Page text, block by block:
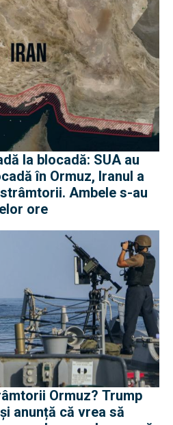
la blocadă: SUA au
în Ormuz, Iranul a
Ambele s-au
ore
Ormuz? Trump
anunță că vrea să